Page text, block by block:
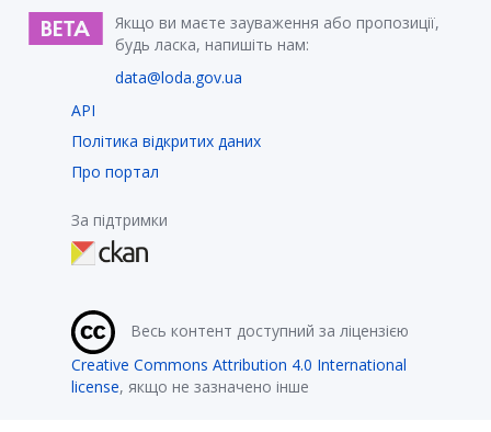
Якщо ви маєте зауваження або пропозиції,
будь ласка, напишіть нам:
data@loda.gov.ua
API
Політика відкритих даних
Про портал
За підтримки
Весь контент доступний за ліцензією
Creative Commons Attribution 4.0 International
license, якщо не зазначено інше